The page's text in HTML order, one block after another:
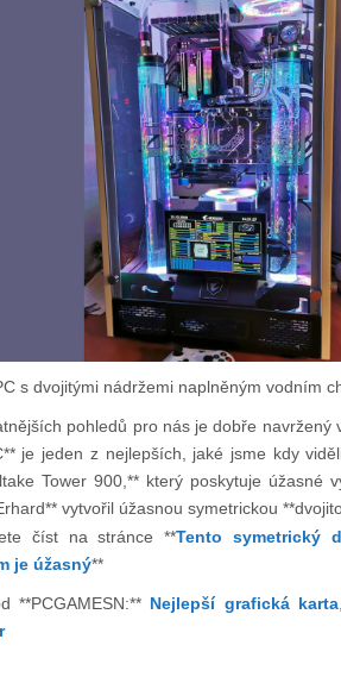
s dvojitými nádržemi naplněným vodním
pohledů pro nás je dobře navržený
je jeden z nejlepších, jaké jsme kdy
Tower 900,** který poskytuje úžasné
vytvořil úžasnou symetrickou
číst na stránce **Tento symetrický
je úžasný**
**PCGAMESN:** Nejlepší grafická karta,